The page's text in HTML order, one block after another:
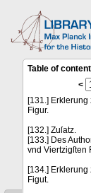
Table of
<
[131.] Erklerung
Figur.
[132.] Zuſatz.
[133.] Des
vnd Viertzigſten
[134.] Erklerung
Figut.